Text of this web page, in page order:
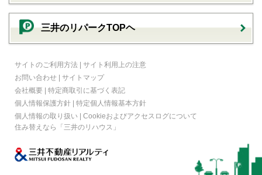
三井のリパークTOPヘ
サイトのご利用方法 | サイト利用上の注意
お問い合わせ | サイトマップ
会社概要 | 特定商取引に基づく表記
個人情報保護方針 | 特定個人情報基本方針
個人情報の取り扱い | Cookieおよびアクセスログについて
住み替えなら
「三井のリハウス」